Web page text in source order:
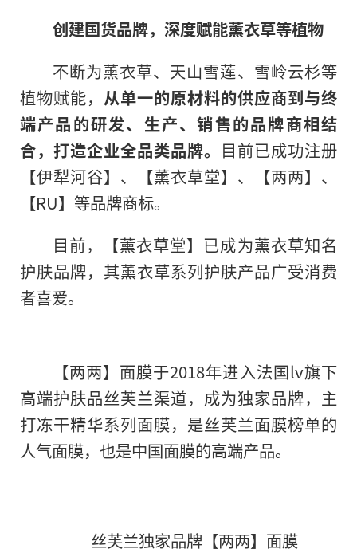
创建国货品牌，深度赋能薰衣草等植物
不断为薰衣草、天山雪莲、雪岭云杉等
植物赋能， 从单一的原材料的供应商到与终
端产品的研发、生产、销售的品牌商相结
合，打造企业全品类品牌。 目前已成功注册
【伊犁河谷】、【薰衣草堂】、【两两】、
【RU】等品牌商标。
目前，【薰衣草堂】已成为薰衣草知名
护肤品牌，其薰衣草系列护肤产品广受消费
者喜爱。
【两两】面膜于2018年进入法国lv旗下
高端护肤品丝芙兰渠道，成为独家品牌，主
打冻干精华系列面膜，是丝芙兰面膜榜单的
人气面膜，也是中国面膜的高端产品。
丝芙兰独家品牌【两两】面膜